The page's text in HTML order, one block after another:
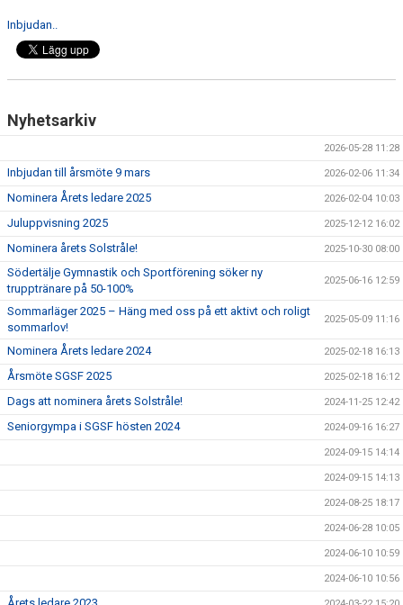
UTMÄRKELSER
Inbjudan..
Nyhetsarkiv
2026-05-28 11:28
Inbjudan till årsmöte 9 mars 2026-02-06 11:34
Nominera Årets ledare 2025 2026-02-04 10:03
Juluppvisning 2025 2025-12-12 16:02
Nominera årets Solstråle! 2025-10-30 08:00
Södertälje Gymnastik och Sportförening söker ny
trupptränare på 50-100%
2025-06-16 12:59
Sommarläger 2025 – Häng med oss på ett aktivt och roligt
sommarlov!
2025-05-09 11:16
Nominera Årets ledare 2024 2025-02-18 16:13
Årsmöte SGSF 2025 2025-02-18 16:12
Dags att nominera årets Solstråle! 2024-11-25 12:42
Seniorgympa i SGSF hösten 2024 2024-09-16 16:27
2024-09-15 14:14
2024-09-15 14:13
2024-08-25 18:17
2024-06-28 10:05
2024-06-10 10:59
2024-06-10 10:56